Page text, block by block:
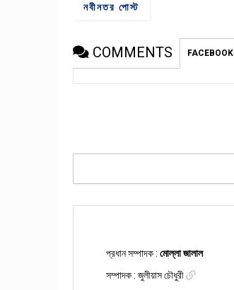
নবীনতর পোস্ট
COMMENTS FACEBOOK
প্রধান সম্পাদক : মোল্লা জালাল
সম্পাদক : জুলীয়াস চৌধুরী